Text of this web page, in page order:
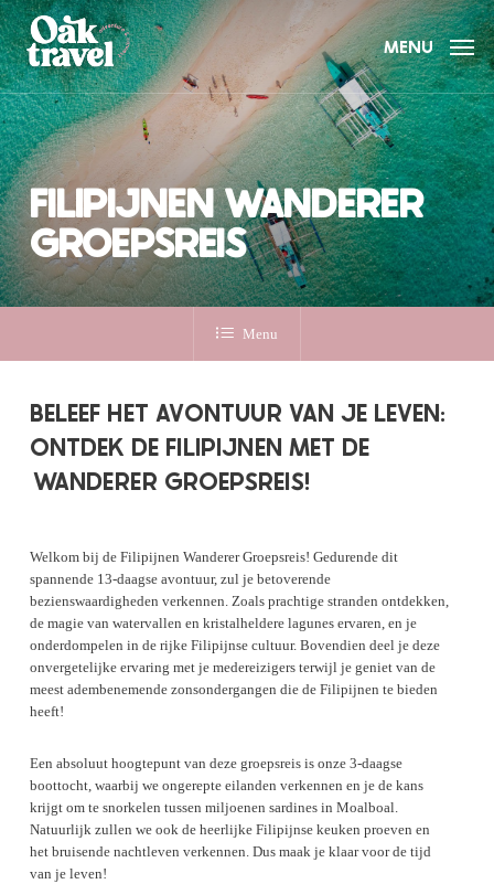
Skip
to
main
content
MENU
FILIPIJNEN WANDERER
GROEPSREIS
Menu
BELEEF HET AVONTUUR VAN JE LEVEN:
ONTDEK DE FILIPIJNEN MET DE
WANDERER GROEPSREIS!
Welkom bij de Filipijnen Wanderer Groepsreis! Gedurende dit
spannende 13-daagse avontuur, zul je betoverende
bezienswaardigheden verkennen. Zoals prachtige stranden ontdekken,
de magie van watervallen en kristalheldere lagunes ervaren, en je
onderdompelen in de rijke Filipijnse cultuur. Bovendien deel je deze
onvergetelijke ervaring met je medereizigers terwijl je geniet van de
meest adembenemende zonsondergangen die de Filipijnen te bieden
heeft!
Een absoluut hoogtepunt van deze groepsreis is onze 3-daagse
boottocht, waarbij we ongerepte eilanden verkennen en je de kans
krijgt om te snorkelen tussen miljoenen sardines in Moalboal.
Natuurlijk zullen we ook de heerlijke Filipijnse keuken proeven en
het bruisende nachtleven verkennen. Dus maak je klaar voor de tijd
van je leven!